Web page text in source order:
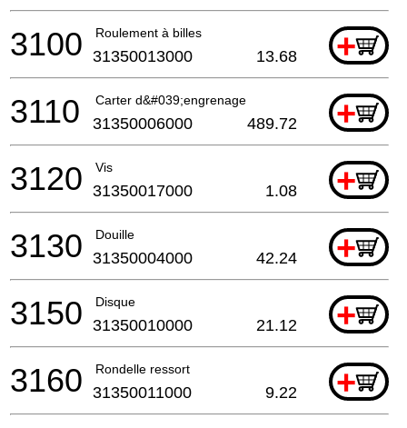
Roulement à billes +
3100 31350013000 13.68
Carter d&#039;engrenage +
3110 31350006000 489.72
Vis +
3120 31350017000 1.08
Douille +
3130 31350004000 42.24
Disque +
3150 31350010000 21.12
Rondelle ressort +
3160 31350011000 9.22